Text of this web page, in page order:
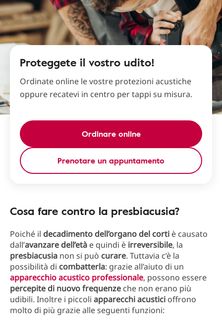
Proteggete il vostro udito!
Ordinate online le vostre protezioni acustiche
oppure recatevi in centro per tappi su misura.
Ordinare online
Prenotare un appuntamento
Cosa fare contro la presbiacusia?
Poiché il decadimento dell’organo del corti è causato
dall’avanzare dell’età e quindi è irreversibile, la
presbiacusia non si può curare. Tuttavia c’è la
possibilità di combatterla: grazie all’aiuto di un
apparecchio acustico professionale, possono essere
percepite di nuovo frequenze che non erano più
udibili. Inoltre i piccoli apparecchi acustici offrono
molto di più grazie alle seguenti funzioni: